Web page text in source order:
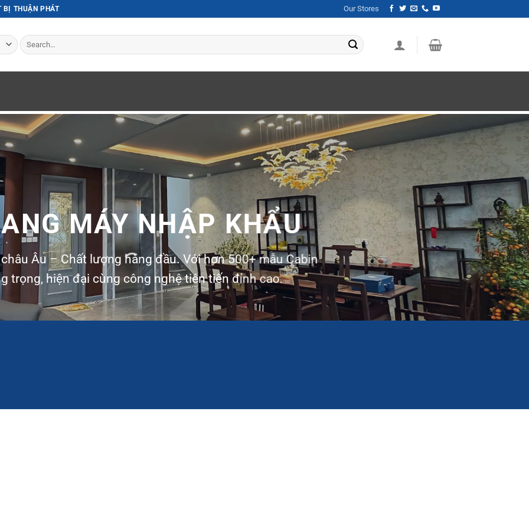
BỊ THUẬN PHÁT Our Stores
Search
for:
MÁY NHẬP KHẨU
Âu – Chất lượng hàng đầu. Với hơn 500+ mẫu Cabin
trọng, hiện đại cùng công nghệ tiên tiến đỉnh cao.